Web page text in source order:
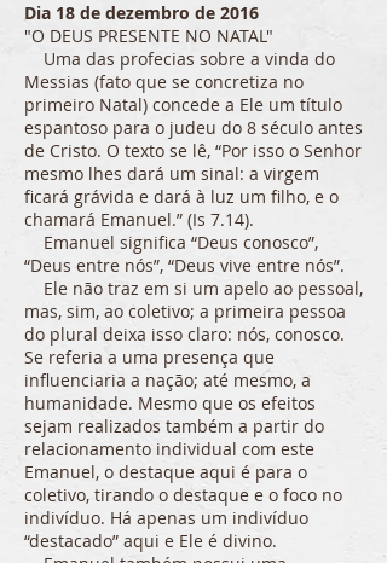
Dia 18 de dezembro de 2016
"O DEUS PRESENTE NO NATAL"
Uma das profecias sobre a vinda do
Messias (fato que se concretiza no
primeiro Natal) concede a Ele um título
espantoso para o judeu do 8 século antes
de Cristo. O texto se lê, “Por isso o Senhor
mesmo lhes dará um sinal: a virgem
ficará grávida e dará à luz um filho, e o
chamará Emanuel.” (Is 7.14).
Emanuel significa “Deus conosco”,
“Deus entre nós”, “Deus vive entre nós”.
Ele não traz em si um apelo ao pessoal,
mas, sim, ao coletivo; a primeira pessoa
do plural deixa isso claro: nós, conosco.
Se referia a uma presença que
influenciaria a nação; até mesmo, a
humanidade. Mesmo que os efeitos
sejam realizados também a partir do
relacionamento individual com este
Emanuel, o destaque aqui é para o
coletivo, tirando o destaque e o foco no
indivíduo. Há apenas um indivíduo
“destacado” aqui e Ele é divino.